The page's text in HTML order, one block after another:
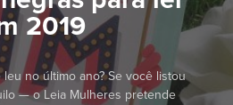
2019
no último ano? Se você listou
— o Leia Mulheres pretende